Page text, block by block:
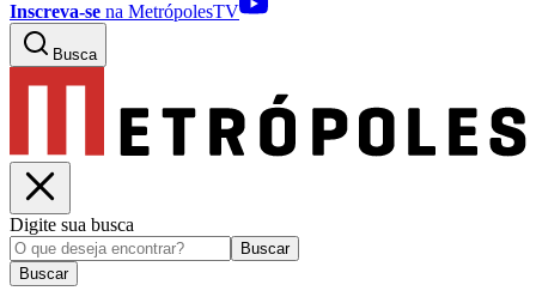
Inscreva-se na MetrópolesTV
Busca
Digite sua busca
Buscar
Buscar